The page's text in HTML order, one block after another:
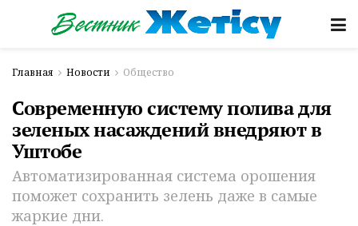
Главная Новости Общество
Современную систему полива для
зеленых насаждений внедряют в
Уштобе
Автоматизированная система орошения
поможет сохранить зелень даже в самые
жаркие дни.